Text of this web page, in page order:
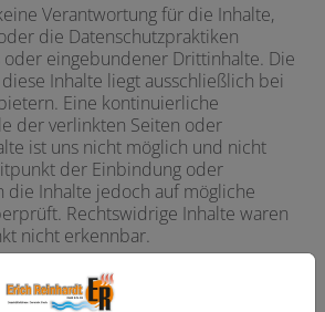
Verantwortung für die Inhalte,
die Datenschutzpraktiken
eingebundener Drittinhalte. Die
Inhalte liegt ausschließlich bei
Eine kontinuierliche
der verlinkten Seiten oder
ist uns nicht möglich und nicht
der Einbindung oder
die Inhalte jedoch auf mögliche
Rechtswidrige Inhalte waren
nicht erkennbar.
Inhalte externer Anbieter
eigen. Sollten uns